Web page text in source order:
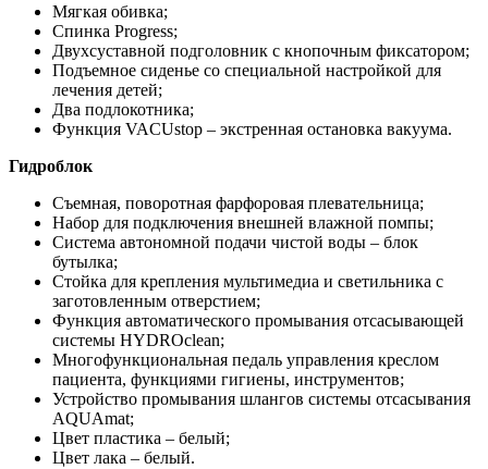
Мягкая обивка;
Спинка Progress;
Двухсуставной подголовник с кнопочным фиксатором;
Подъемное сиденье со специальной настройкой для
лечения детей;
Два подлокотника;
Функция VACUstop – экстренная остановка вакуума.
Гидроблок
Съемная, поворотная фарфоровая плевательница;
Набор для подключения внешней влажной помпы;
Система автономной подачи чистой воды – блок
бутылка;
Стойка для крепления мультимедиа и светильника с
заготовленным отверстием;
Функция автоматического промывания отсасывающей
системы HYDROclean;
Многофункциональная педаль управления креслом
пациента, функциями гигиены, инструментов;
Устройство промывания шлангов системы отсасывания
AQUAmat;
Цвет пластика – белый;
Цвет лака – белый.